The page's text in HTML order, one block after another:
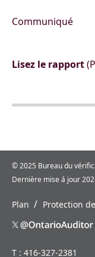
Communiqué
Lisez le rapport
© 2025 Bureau du
Dernière mise á jour
Plan / Protection
T : 416-327-2381